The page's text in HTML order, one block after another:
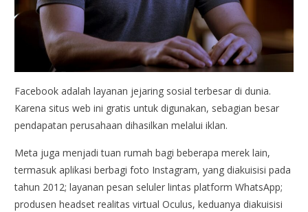
Facebook adalah layanan jejaring sosial terbesar di dunia.
Karena situs web ini gratis untuk digunakan, sebagian besar
pendapatan perusahaan dihasilkan melalui iklan.
Meta juga menjadi tuan rumah bagi beberapa merek lain,
termasuk aplikasi berbagi foto Instagram, yang diakuisisi pada
tahun 2012; layanan pesan seluler lintas platform WhatsApp;
produsen headset realitas virtual Oculus, keduanya diakuisisi